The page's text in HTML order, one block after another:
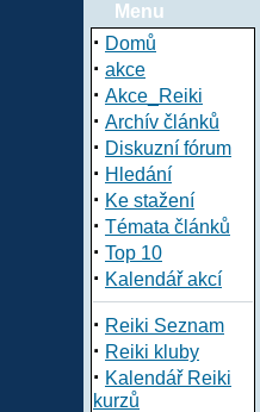
Menu
· Domů
· akce
· Akce_Reiki
· Archív článků
· Diskuzní fórum
· Hledání
· Ke stažení
· Témata článků
· Top 10
· Kalendář akcí
· Reiki Seznam
· Reiki kluby
· Kalendář Reiki
kurzů